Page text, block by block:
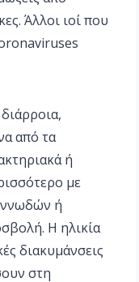
Άλλοι ιοί που
από τα
ή
με
ή
Η ηλικία
διακυμάνσεις
στη